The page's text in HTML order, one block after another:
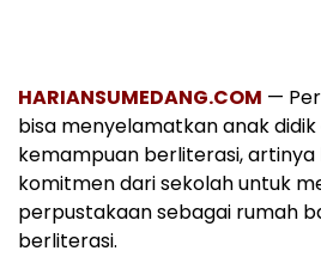
HARIANSUMEDANG.COM —
bisa menyelamatkan anak
kemampuan berliterasi, artinya
komitmen dari sekolah untuk
perpustakaan sebagai rumah
berliterasi.